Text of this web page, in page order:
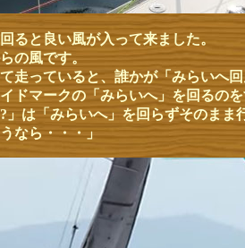
ると良い風が入って来ました。
の風です。
走っていると、誰かが「みらいへ
ドマークの「みらいへ」を回るの
」は「みらいへ」を回らずそのまま
なら・・・」